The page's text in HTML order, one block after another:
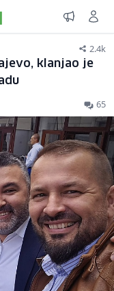
2.4k
klanjao je
65